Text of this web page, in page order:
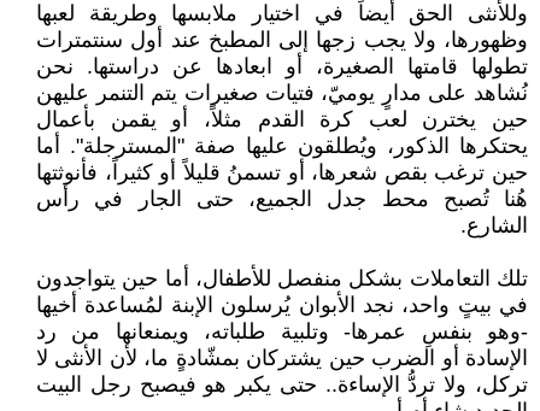
وللأنثى الحق أيضاً في اختيار ملابسها وطريقة لعبها
وظهورها، ولا يجب زجها إلى المطبخ عند أول سنتمترات
تطولها قامتها الصغيرة، أو ابعادها عن دراستها. نحن
نُشاهد على مدارٍ يوميّ، فتيات صغيرات يتم التنمر عليهن
حين يخترن لعب كرة القدم مثلاً، أو يقمن بأعمال
يحتكرها الذكور، ويُطلقون عليها صفة "المسترجلة". أما
حين ترغب بقص شعرها، أو تسمنُ قليلاً أو كثيراً، فأنوثتها
هُنا تُصبح محط جدل الجميع، حتى الجار في رأس
الشارع.
تلك التعاملات بشكل منفصل للأطفال، أما حين يتواجدون
في بيتٍ واحد، نجد الأبوان يُرسلون الإبنة لمُساعدة أخيها
-وهو بنفسِ عمرها- وتلبية طلباته، ويمنعانها من رد
الإسادة أو الضرب حين يشتركان بمشّادةٍ ما، لأن الأنثى لا
تركل، ولا تردُّ الإساءة.. حتى يكبر هو فيصبح رجل البيت